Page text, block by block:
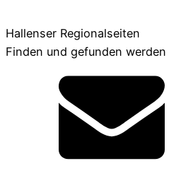
Hallenser Regionalseiten
Finden und gefunden werden